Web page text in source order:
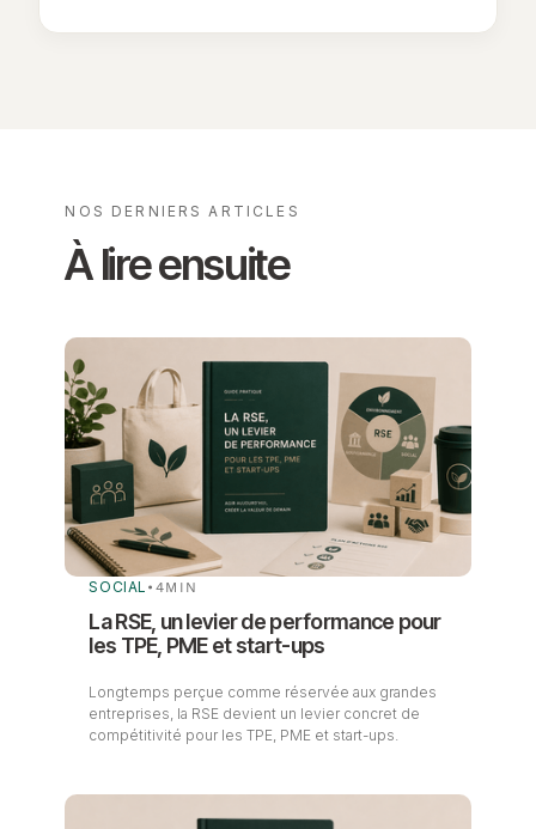
NOS DERNIERS ARTICLES
À lire ensuite
SOCIAL • 4MIN
La RSE, un levier de performance pour
les TPE, PME et start-ups
Longtemps perçue comme réservée aux grandes
entreprises, la RSE devient un levier concret de
compétitivité pour les TPE, PME et start-ups.